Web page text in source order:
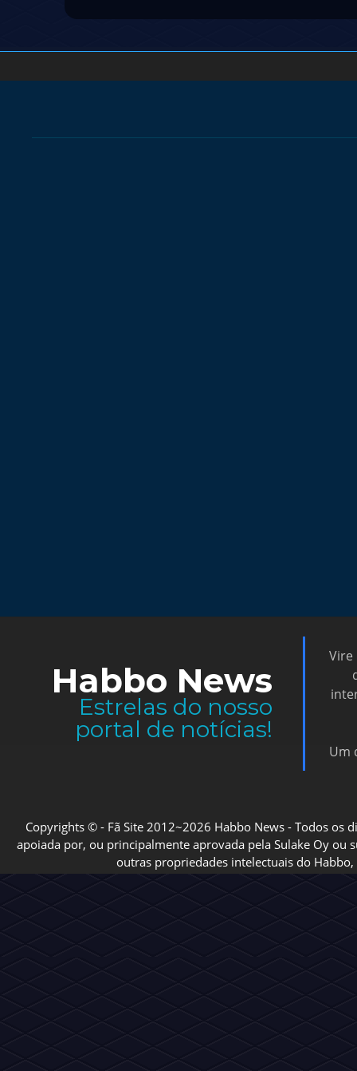
Habbo News
Estrelas do nosso
portal de notícias!
Vire
Um
Copyrights © - Fã Site 2012~2026 Habbo News - Todos os
apoiada por, ou principalmente aprovada pela Sulake Oy ou
outras propriedades intelectuais do